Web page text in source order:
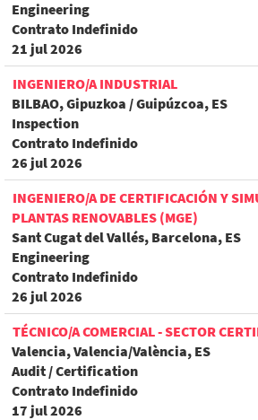
Engineering
Contrato Indefinido
21 jul 2026
INGENIERO/A INDUSTRIAL
BILBAO, Gipuzkoa / Guipúzcoa, ES
Inspection
Contrato Indefinido
26 jul 2026
INGENIERO/A DE CERTIFICACIÓN Y
PLANTAS RENOVABLES (MGE)
Sant Cugat del Vallés, Barcelona, ES
Engineering
Contrato Indefinido
26 jul 2026
TÉCNICO/A COMERCIAL - SECTOR
Valencia, Valencia/València, ES
Audit / Certification
Contrato Indefinido
17 jul 2026